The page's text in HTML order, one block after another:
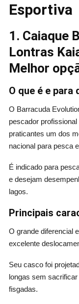
Esportiva
1. Caiaque
Lontras
Melhor
O que é e para
O Barracuda
pescador
praticantes um dos
nacional para pesca
É indicado para
e desejam
lagos.
Principais
O grande diferencial
excelente
Seu casco foi
longas sem
fisgadas.